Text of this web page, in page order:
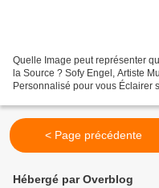
Quelle Image peut représenter
la Source ? Sofy Engel, Artiste
Personnalisé pour vous Éclairer
< Page précédente
Hébergé par Overblog